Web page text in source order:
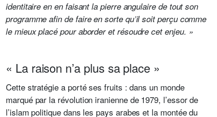
identitaire en en faisant la pierre angulaire de tout son
programme afin de faire en sorte qu’il soit perçu comme
le mieux placé pour aborder et résoudre cet enjeu. »
« La raison n’a plus sa place »
Cette stratégie a porté ses fruits : dans un monde
marqué par la révolution iranienne de 1979, l’essor de
l’islam politique dans les pays arabes et la montée du